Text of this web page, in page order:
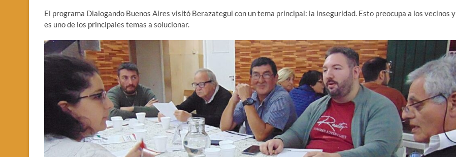
El programa Dialogando Buenos Aires visitó Berazategui con un tema principal: la inseguridad. Esto preocupa a los vecinos y
es uno de los principales temas a solucionar.